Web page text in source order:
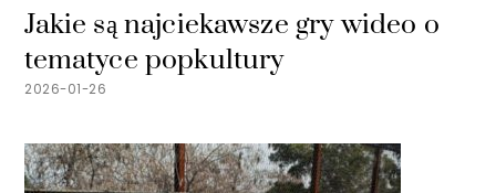
2026-01-26
Jakie są najciekawsze gry wideo o
tematyce popkultury